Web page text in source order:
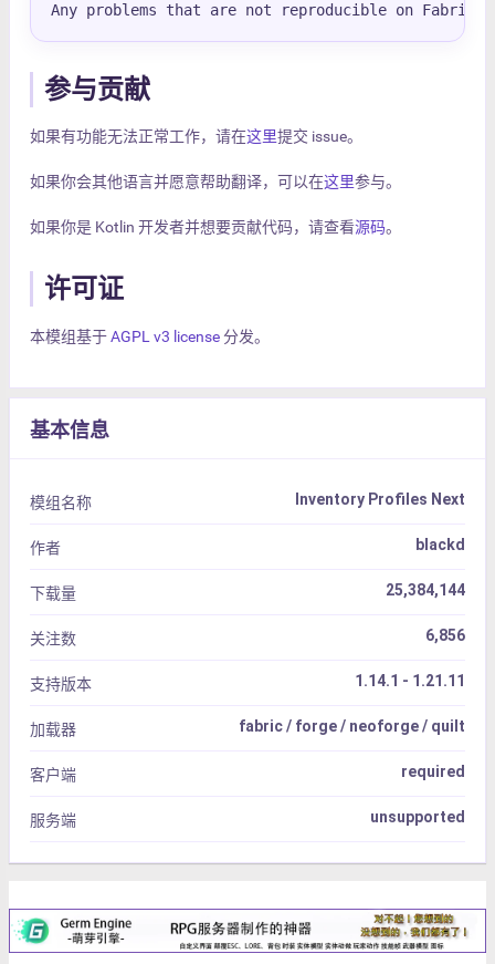
Any problems that are not reproducible on
参与贡献
如果有功能无法正常工作，请在这里提交 issue。
如果你会其他语言并愿意帮助翻译，可以在这里参与。
如果你是 Kotlin 开发者并想要贡献代码，请查看源码。
许可证
本模组基于AGPL v3 license分发。
基本信息
模组名称 Inventory Profiles Next
作者 blackd
下载量 25,384,144
关注数 6,856
支持版本 1.14.1 - 1.21.11
加载器 fabric / forge / neoforge / quilt
客户端 required
服务端 unsupported